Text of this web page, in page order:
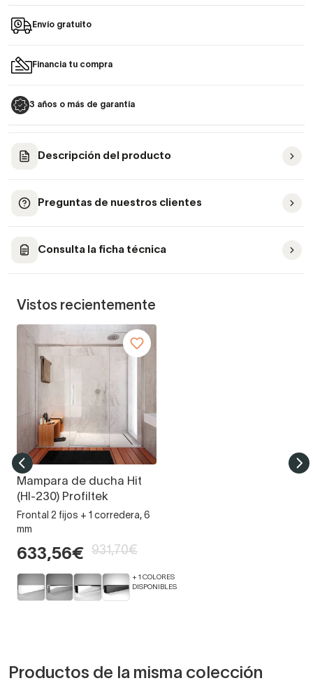
Envío gratuito
Financia tu compra
3 años o más de garantía
Descripción del producto
Preguntas de nuestros clientes
Consulta la ficha técnica
Vistos recientemente
Mampara de ducha Hit
(HI-230) Profiltek
Frontal 2 fijos + 1 corredera, 6
mm
633,56€ 931,70€
+ 1 COLORES
DISPONIBLES
Productos de la misma colección